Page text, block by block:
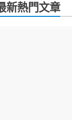
新熱門文章